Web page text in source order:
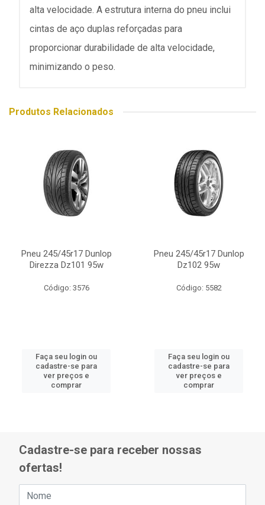
alta velocidade. A estrutura interna do pneu inclui
cintas de aço duplas reforçadas para
proporcionar durabilidade de alta velocidade,
minimizando o peso.
Produtos Relacionados
Pneu 245/45r17 Dunlop
Direzza Dz101 95w
Código: 3576
Faça seu login ou
cadastre-se para
ver preços e
comprar
Pneu 245/45r17 Dunlop
Dz102 95w
Código: 5582
Faça seu login ou
cadastre-se para
ver preços e
comprar
Cadastre-se para receber nossas
ofertas!